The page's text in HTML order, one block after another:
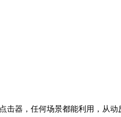
器，任何场景都能利用，从动